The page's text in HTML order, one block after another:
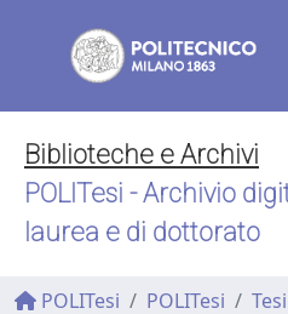
Biblioteche e Archivi
POLITesi - Archivio
laurea e di dottorato
POLITesi POLITesi